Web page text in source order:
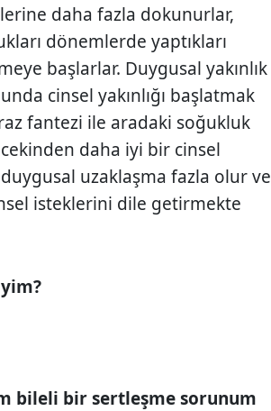
daha fazla dokunurlar,
dönemlerde yaptıkları
başlarlar. Duygusal yakınlık
cinsel yakınlığı başlatmak
fantezi ile aradaki soğukluk
daha iyi bir cinsel
uzaklaşma fazla olur ve
isteklerini dile getirmekte
bileli bir sertleşme sorunum